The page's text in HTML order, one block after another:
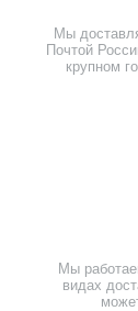
Мы
Почтой
крупном
Мы
видах